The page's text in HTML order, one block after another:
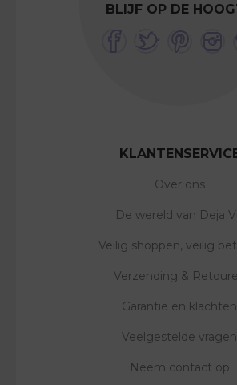
BLIJF OP DE
Over ons
De wereld van Deja
Veilig shoppen, veilig
Verzending &
Garantie en klachten
Veelgestelde vragen
Neem contact op